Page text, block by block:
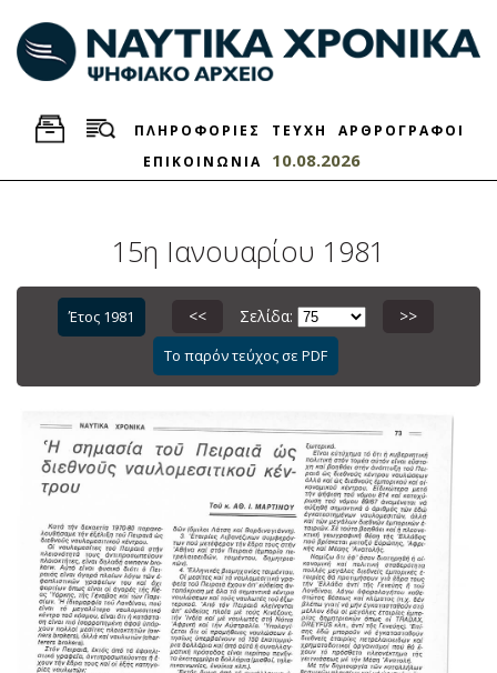
ΠΛΗΡΟΦΟΡΙΕΣ ΤΕΥΧΗ
ΑΡΘΡΟΓΡΑΦΟΙ
ΕΠΙΚΟΙΝΩΝΙΑ
10.08.2026
15η Ιανουαρίου 1981
Έτος 1981 << Σελίδα: >>
Το παρόν τεύχος σε PDF